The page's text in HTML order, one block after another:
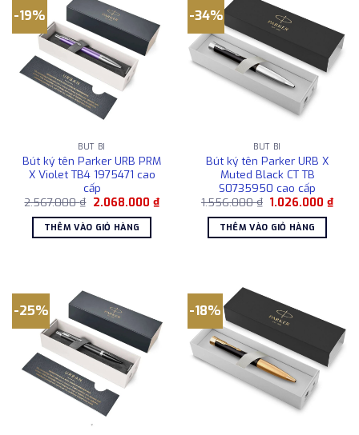
-19%
BÚT BI
Bút ký tên Parker URB PRM
X Violet TB4 1975471 cao
cấp
2.567.000₫ Giá
là:
2.567.000 ₫.
2.068.000 ₫Giá
hiện
2.068.000 ₫.
THÊM VÀO GIỎ HÀNG
-34%
BÚT BI
Bút ký tên Parker URB X
Muted Black CT TB
S0735950 cao cấp
1.556.000₫ Giá
là:
1.556.000 ₫.
1.026.000₫Giá
hiện
THÊM VÀO GIỎ HÀNG
-25% -18%